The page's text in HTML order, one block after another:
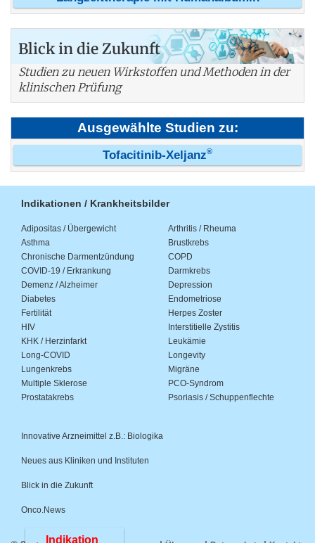
Blick in die Zukunft
Studien zu neuen Wirkstoffen und Methoden in der
klinischen Prüfung
Ausgewählte Studien zu:
Tofacitinib-Xeljanz®
Indikationen / Krankheitsbilder
Adipositas / Übergewicht
Arthritis / Rheuma
Asthma
Brustkrebs
Chronische Darmentzündung
COPD
COVID-19 / Erkrankung
Darmkrebs
Demenz / Alzheimer
Depression
Diabetes
Endometriose
Fertilität
Herpes Zoster
HIV
Interstitielle Zystitis
KHK / Herzinfarkt
Leukämie
Long-COVID
Longevity
Lungenkrebs
Migräne
Multiple Sklerose
PCO-Syndrom
Prostatakrebs
Psoriasis / Schuppenflechte
Innovative Arzneimittel z.B.: Biologika
Neues aus Kliniken und Instituten
Blick in die Zukunft
Onco.News
Indikation